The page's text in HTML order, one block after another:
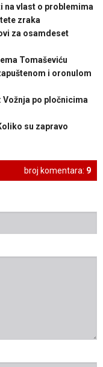
na vlast o problemima
zraka
za osamdeset
Tomaševiću
i oronulom
Vožnja po pločnicima
su zapravo
broj komentara: 9